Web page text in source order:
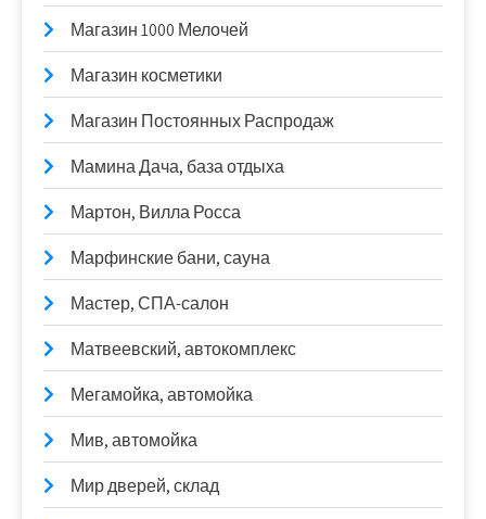
Магазин 1000 Мелочей
Магазин косметики
Магазин Постоянных Распродаж
Мамина Дача, база отдыха
Мартон, Вилла Росса
Марфинские бани, сауна
Мастер, СПА-салон
Матвеевский, автокомплекс
Мегамойка, автомойка
Мив, автомойка
Мир дверей, склад